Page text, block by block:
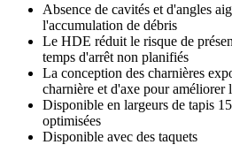
Absence de cavités et d'angles
l'accumulation de débris
Le HDE réduit le risque de
temps d'arrêt non planifiés
La conception des charnières
charnière et d'axe pour améliorer
Disponible en largeurs de tapis
optimisées
Disponible avec des taquets